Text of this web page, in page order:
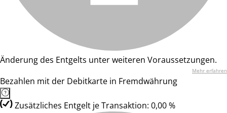
Änderung des Entgelts unter weiteren Voraussetzungen.
Mehr erfahren
Bezahlen mit der Debitkarte in Fremdwährung
Zusätzliches Entgelt je Transaktion: 0,00 %